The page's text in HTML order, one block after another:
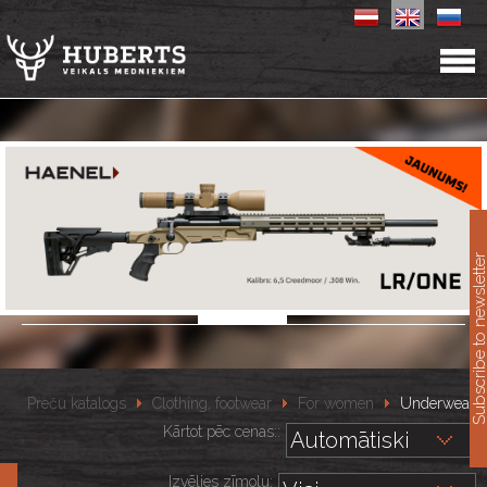
Preču katalogs Clothing, footwear For women
Underwear
Kārtot pēc cenas::
Izvēlies zīmolu:
Subscribe